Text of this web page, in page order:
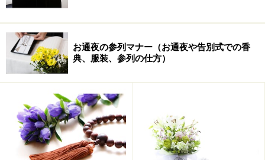
お通夜の参列マナー（お通夜や告別式での香
典、服装、参列の仕方）